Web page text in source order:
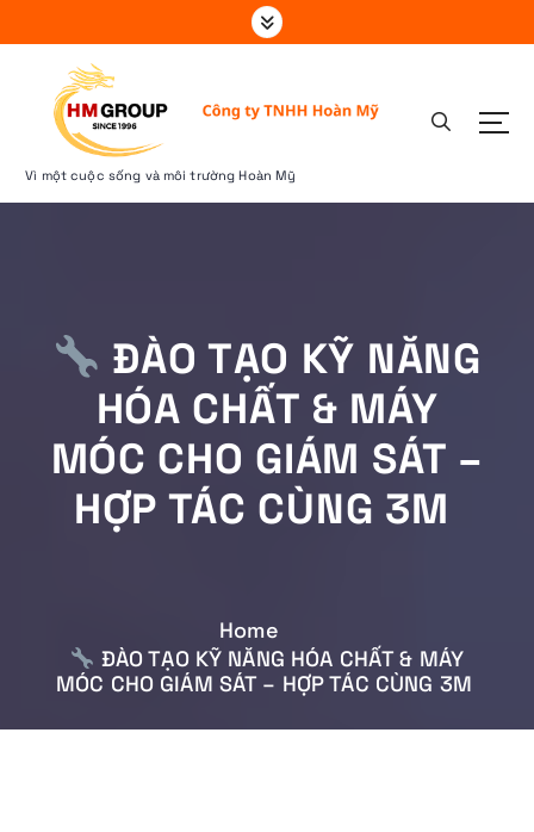
k
o
Vì một cuộc sống và môi trường Hoàn Mỹ
ĐÀO TẠO KỸ NĂNG
HÓA CHẤT & MÁY
MÓC CHO GIÁM SÁT –
HỢP TÁC CÙNG 3M
Home
ĐÀO TẠO KỸ NĂNG HÓA CHẤT & MÁY
MÓC CHO GIÁM SÁT – HỢP TÁC CÙNG 3M